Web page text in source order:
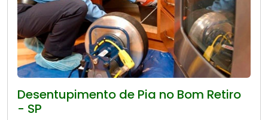
Desentupimento de Pia no Bom Retiro
- SP